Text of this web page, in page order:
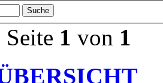
Seite 1 von 1